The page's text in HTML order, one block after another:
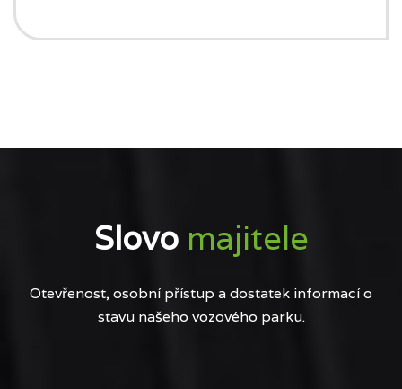
Slovo majitele
Otevřenost, osobní přístup a dostatek informací o
stavu našeho vozového parku.